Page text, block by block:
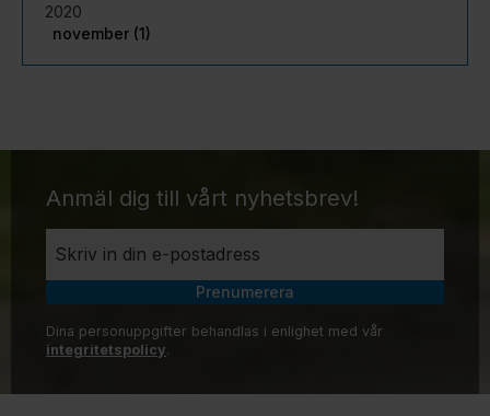
2020
november (1)
Anmäl dig till vårt nyhetsbrev!
Prenumerera
Dina personuppgifter behandlas i enlighet med vår
integritetspolicy.